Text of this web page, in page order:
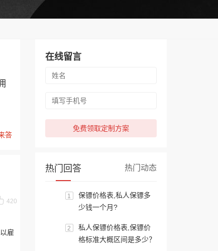
答
420
雇
在线留言
免费领取定制方案
热门回答 热门动态
1
保镖价格表,私人保镖多
少钱一个月?
2
私人保镖价格表,保镖价
格标准大概区间是多少？